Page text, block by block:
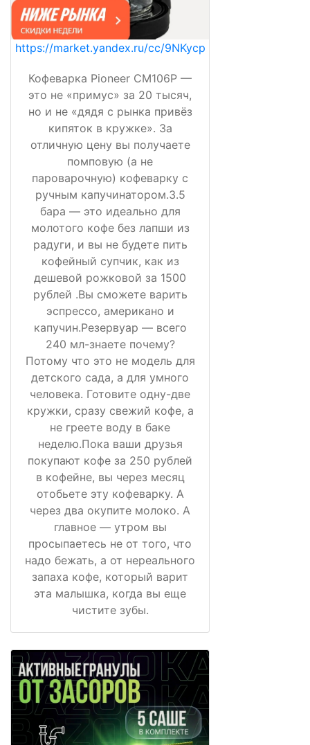
https://market.yandex.ru/cc/9NKycp
Кофеварка Pioneer CM106P —
это не «примус» за 20 тысяч,
но и не «дядя с рынка привёз
кипяток в кружке». За
отличную цену вы получаете
помповую (а не
пароварочную) кофеварку с
ручным капучинатором.3.5
бара — это идеально для
молотого кофе без лапши из
радуги, и вы не будете пить
кофейный супчик, как из
дешевой рожковой за 1500
рублей .Вы сможете варить
эспрессо, американо и
капучин.Резервуар — всего
240 мл-знаете почему?
Потому что это не модель для
детского сада, а для умного
человека. Готовите одну-две
кружки, сразу свежий кофе, а
не греете воду в баке
неделю.Пока ваши друзья
покупают кофе за 250 рублей
в кофейне, вы через месяц
отобьете эту кофеварку. А
через два окупите молоко. А
главное — утром вы
просыпаетесь не от того, что
надо бежать, а от нереального
запаха кофе, который варит
эта малышка, когда вы еще
чистите зубы.